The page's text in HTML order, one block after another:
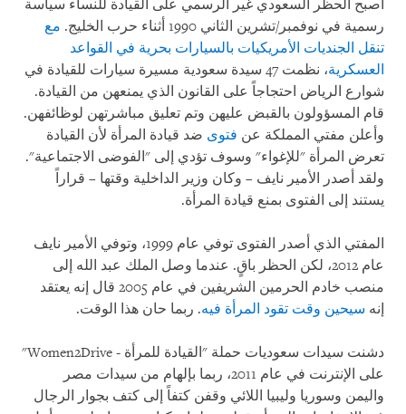
أصبح الحظر السعودي غير الرسمي على القيادة للنساء سياسة
رسمية في نوفمبر/تشرين الثاني 1990 أثناء حرب الخليج.
مع
تنقل الجنديات الأمريكيات بالسيارات بحرية في القواعد
العسكرية
، نظمت 47 سيدة سعودية مسيرة سيارات للقيادة في
شوارع الرياض احتجاجاً على القانون الذي يمنعهن من القيادة.
قام المسؤولون بالقبض عليهن وتم تعليق مباشرتهن لوظائفهن.
وأعلن مفتي المملكة عن فتوى ضد قيادة المرأة لأن القيادة
تعرض المرأة "للإغواء" وسوف تؤدي إلى "الفوضى الاجتماعية".
ولقد أصدر الأمير نايف – وكان وزير الداخلية وقتها – قراراً
يستند إلى الفتوى بمنع قيادة المرأة.
المفتي الذي أصدر الفتوى توفي عام 1999، وتوفي الأمير نايف
عام 2012، لكن الحظر باقٍ. عندما وصل الملك عبد الله إلى
منصب خادم الحرمين الشريفين في عام 2005 قال إنه يعتقد
إنه سيحين وقت تقود المرأة فيه. ربما حان هذا الوقت.
دشنت سيدات سعوديات حملة "القيادة للمرأة Women2Drive -
"
على الإنترنت في عام 2011، ربما بإلهام من سيدات مصر
واليمن وسوريا وليبيا اللائي وقفن كتفاً إلى كتف بجوار الرجال